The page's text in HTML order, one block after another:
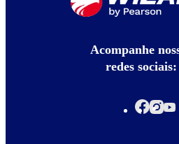
Acompanhe
redes sociais: